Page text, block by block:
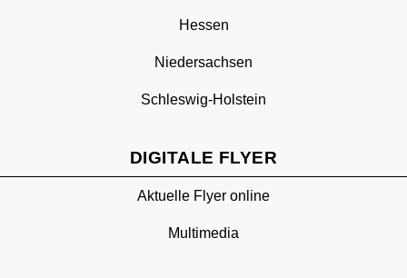
Hessen
Niedersachsen
Schleswig-Holstein
DIGITALE FLYER
Aktuelle Flyer online
Multimedia